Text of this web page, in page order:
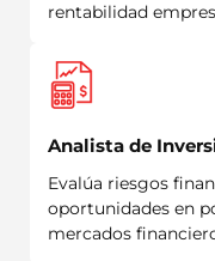
rentabilidad
Analista de
Evalúa riesgos
oportunidades en
mercados